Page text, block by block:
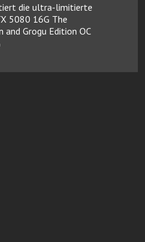
die ultra-limitierte
5080 16G The
and Grogu Edition OC